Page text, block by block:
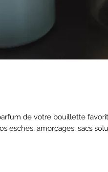
de votre bouillette
esches, amorçages, sacs